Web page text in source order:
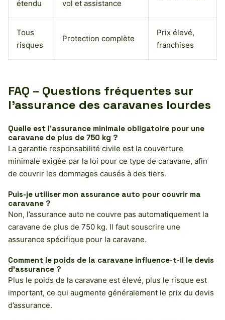
étendu
vol et assistance
Tous
risques
Protection complète
Prix élevé,
franchises
FAQ – Questions fréquentes sur
l’assurance des caravanes lourdes
Quelle est l’assurance minimale obligatoire pour une
caravane de plus de 750 kg ?
La garantie responsabilité civile est la couverture
minimale exigée par la loi pour ce type de caravane, afin
de couvrir les dommages causés à des tiers.
Puis-je utiliser mon assurance auto pour couvrir ma
caravane ?
Non, l’assurance auto ne couvre pas automatiquement la
caravane de plus de 750 kg. Il faut souscrire une
assurance spécifique pour la caravane.
Comment le poids de la caravane influence-t-il le devis
d’assurance ?
Plus le poids de la caravane est élevé, plus le risque est
important, ce qui augmente généralement le prix du devis
d’assurance.